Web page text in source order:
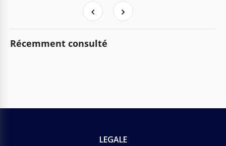
Récemment consulté
LEGALE